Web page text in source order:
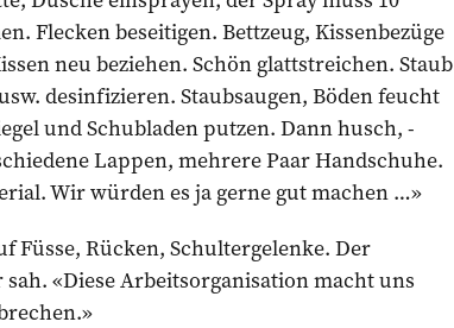
Flecken beseitigen. Bettzeug, Kissenbezüge
neu beziehen. Schön glattstreichen. Staub
desinfizieren. Staubsaugen, Böden feucht
und Schubladen putzen. Dann husch,
Lappen, mehrere Paar Handschuhe.
Wir würden es ja gerne gut machen …»
Füsse, Rücken, Schultergelenke. Der
«Diese Arbeitsorganisation macht uns